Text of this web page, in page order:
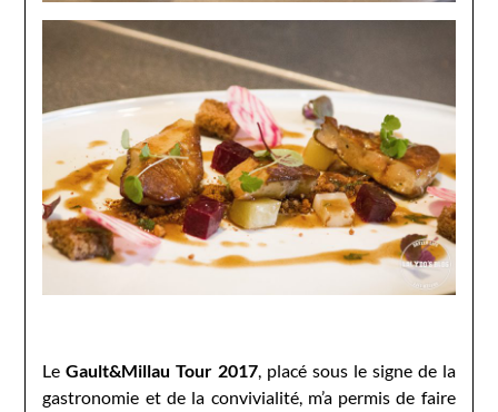
LeGault&Millau Tour 2017, placé sous le signe de la
gastronomie et de la convivialité, m’a permis de faire